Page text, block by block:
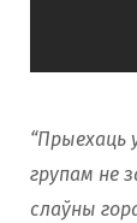
“Прыехаць
групам не
слаўны